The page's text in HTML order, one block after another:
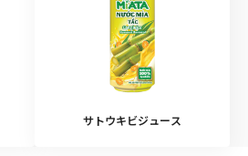
サトウキビジュース